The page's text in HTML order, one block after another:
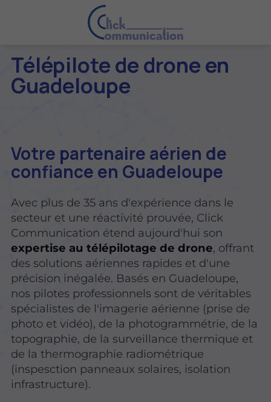
Télépilote de drone en
Guadeloupe
Votre partenaire aérien de
confiance en Guadeloupe
Avec plus de 35 ans d'expérience dans le
secteur et une réactivité prouvée, Click
Communication étend aujourd'hui son
expertise au télépilotage de drone, offrant
des solutions aériennes rapides et d'une
précision inégalée. Basés en Guadeloupe,
nos pilotes professionnels sont de véritables
spécialistes de l'imagerie aérienne (prise de
photo et vidéo), de la photogrammétrie, de la
topographie, de la surveillance thermique et
de la thermographie radiométrique
(inspesction panneaux solaires, isolation
infrastructure).